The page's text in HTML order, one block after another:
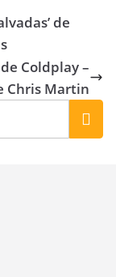
de
Coldplay –
Chris Martin